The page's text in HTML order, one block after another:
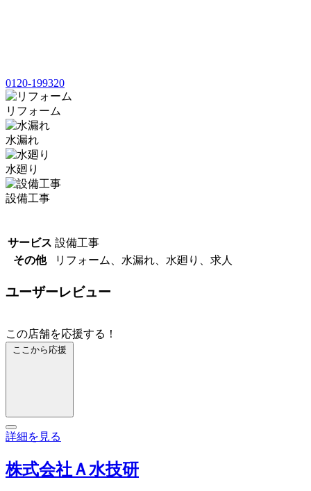
0120-199320
リフォーム
水漏れ
水廻り
設備工事
サービス 設備工事
その他
リフォーム、水漏れ、水廻り、求人
ユーザーレビュー
この店舗を応援する！
ここから応援
詳細を見る
株式会社Ａ水技研